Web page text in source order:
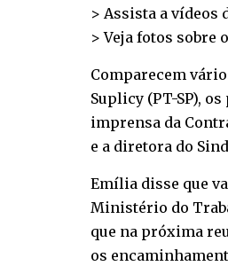
> Assista a vídeos
> Veja fotos sobre
Comparecem
Suplicy (PT-SP),
imprensa da
e a diretora do
Emília disse que
Ministério do
que na próxima
os